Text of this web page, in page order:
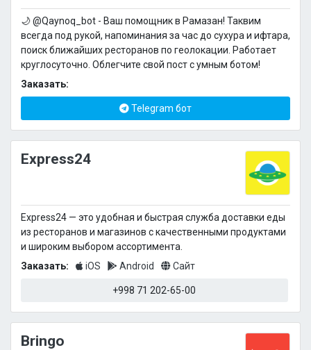
🌙 @Qaynoq_bot - Ваш помощник в Рамазан! Таквим
всегда под рукой, напоминания за час до сухура и ифтара,
поиск ближайших ресторанов по геолокации. Работает
круглосуточно. Облегчите свой пост с умным ботом!
Заказать:
Telegram бот
Express24
Express24 — это удобная и быстрая служба доставки еды
из ресторанов и магазинов с качественными продуктами
и широким выбором ассортимента.
Заказать:
iOS Android Сайт
+998 71 202-65-00
Bringo